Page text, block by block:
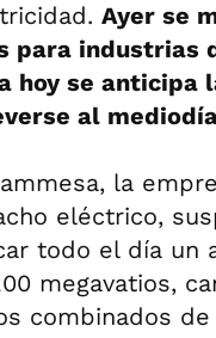
Ayer se
para industrias
hoy se anticipa
al
la
eléctrico,
todo el día un
megavatios,
combinados